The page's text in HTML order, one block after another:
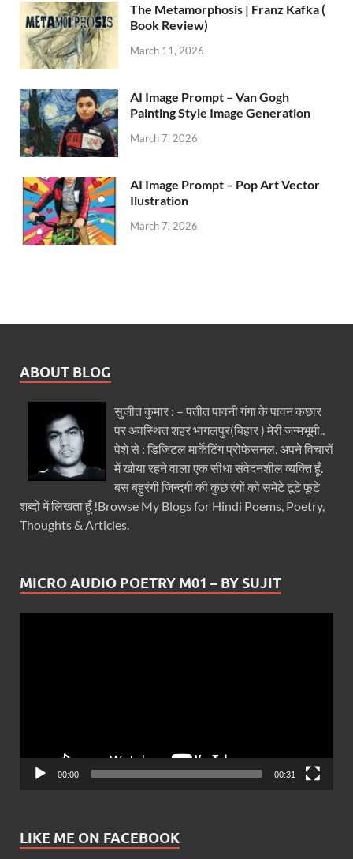
The Metamorphosis | Franz Kafka (
Book Review)
March 11, 2026
AI Image Prompt – Van Gogh
Painting Style Image Generation
March 7, 2026
AI Image Prompt – Pop Art Vector
Ilustration
March 7, 2026
ABOUT BLOG
सुजीत कुमार : – पतीत पावनी गंगा के पावन कछार
पर अवस्थित शहर भागलपुर(बिहार ) मेरी जन्मभूमी..
पेशे से : डिजिटल मार्केटिंग प्रोफेसनल. अपने विचारों
में खोया रहने वाला एक सीधा संवेदनशील व्यक्ति हूँ.
बस बहुरंगी जिन्दगी की कुछ रंगों को समेटे टूटे फूटे
शब्दों में लिखता हूँ !Browse My Blogs for Hindi Poems, Poetry,
Thoughts & Articles.
MICRO AUDIO POETRY M01 – BY SUJIT
00:00 00:31
LIKE ME ON FACEBOOK